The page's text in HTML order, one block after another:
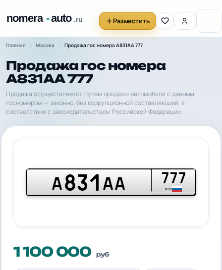
Разместить
Главная Москва Продажа гос номера А831АА 777
Продажа гос номера
А831АА 777
Продажа осуществляется путём продажи автомобиля с данным
госномером — законно, без коррупционной составляющей, в
соответствии с законодательством Российской Федерации.
А831АА 777
RUS
1 100 000 руб